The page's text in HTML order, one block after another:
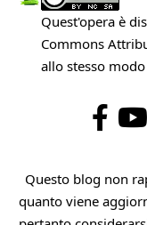
Quest'opera è
Commons
allo stesso
Questo blog non
quanto viene